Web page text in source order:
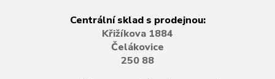
Centrální sklad s prodejnou:
Křižíkova 1884
Čelákovice
250 88